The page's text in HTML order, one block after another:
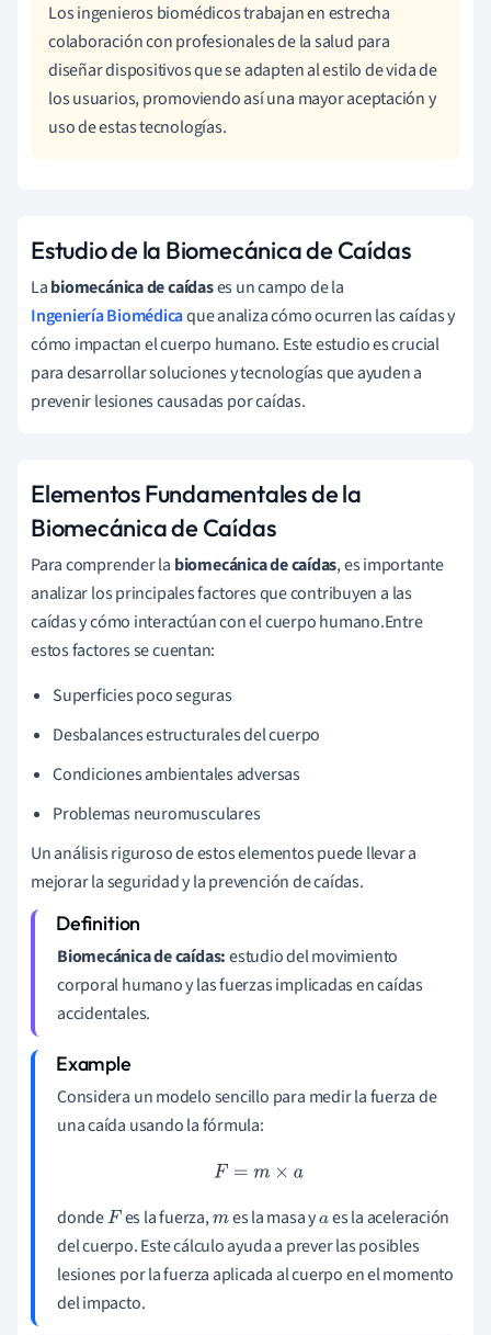
Los ingenieros biomédicos trabajan en estrecha
colaboración con profesionales de la salud para
diseñar dispositivos que se adapten al estilo de vida de
los usuarios, promoviendo así una mayor aceptación y
uso de estas tecnologías.
Estudio de la Biomecánica de Caídas
Labiomecánica de caídases un campo de la
Ingeniería Biomédicaque analiza cómo ocurren las caídas y
cómo impactan el cuerpo humano. Este estudio es crucial
para desarrollar soluciones y tecnologías que ayuden a
prevenir lesiones causadas por caídas.
Elementos Fundamentales de la
Biomecánica de Caídas
Para comprender la biomecánica de caídas, es importante
analizar los principales factores que contribuyen a las
caídas y cómo interactúan con el cuerpo humano.Entre
estos factores se cuentan:
Superficies poco seguras
Desbalances estructurales del cuerpo
Condiciones ambientales adversas
Problemas neuromusculares
Un análisis riguroso de estos elementos puede llevar a
mejorar la seguridad y la prevención de caídas.
Biomecánica de caídas:estudio del movimiento
corporal humano y las fuerzas implicadas en caídas
accidentales.
Considera un modelo sencillo para medir la fuerza de
una caída usando la fórmula:
F= m× a
dondeF es la fuerza,m es la masa yaes la aceleración
del cuerpo. Este cálculo ayuda a prever las posibles
lesiones por la fuerza aplicada al cuerpo en el momento
del impacto.